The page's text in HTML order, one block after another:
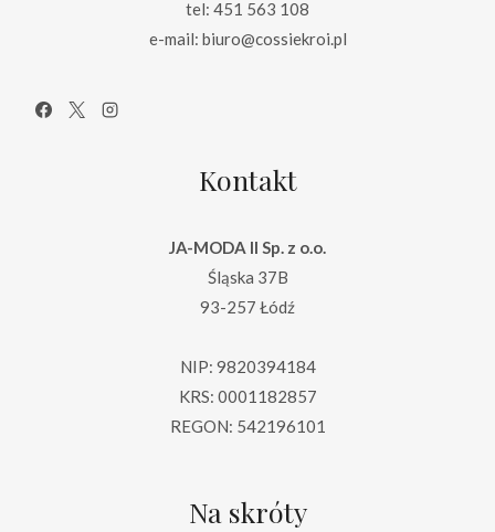
tel: 451 563 108
e-mail: biuro@cossiekroi.pl
Kontakt
JA-MODA II Sp. z o.o.
Śląska 37B
93-257 Łódź
NIP: 9820394184
KRS: 0001182857
REGON: 542196101
Na skróty